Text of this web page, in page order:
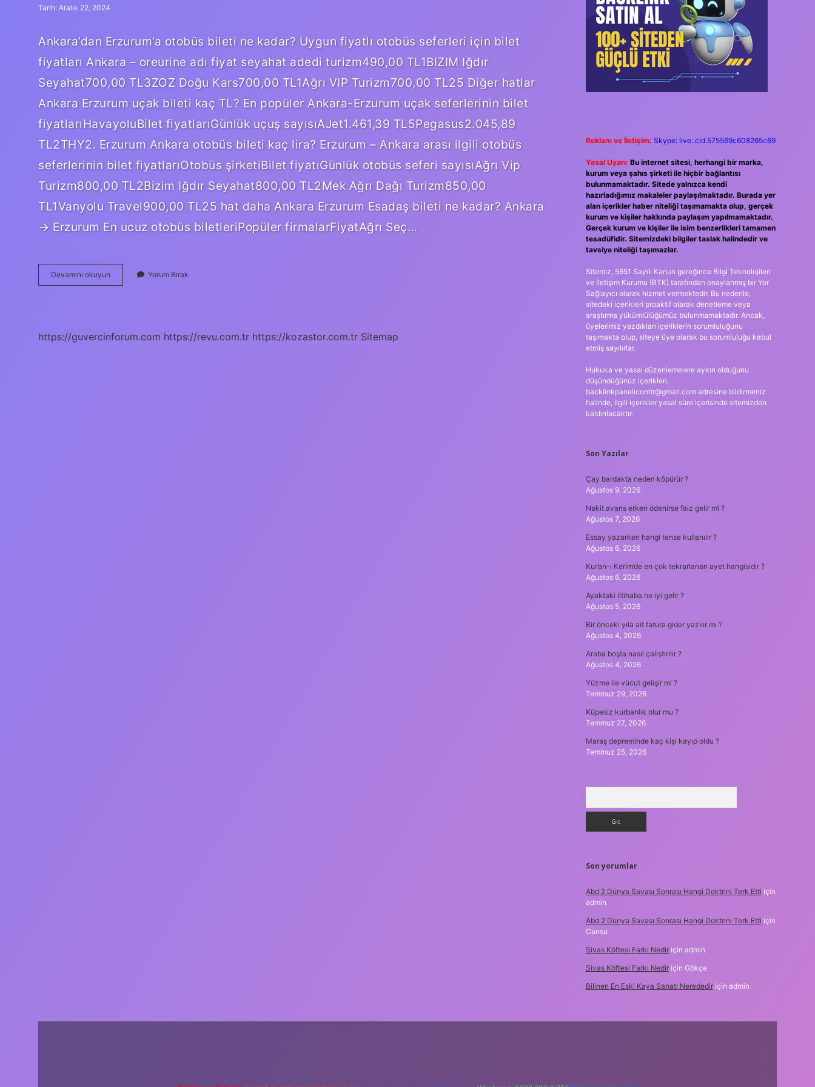
Tarih: Aralık 22, 2024
Ankara’dan Erzurum’a otobüs bileti ne kadar? Uygun fiyatlı otobüs seferleri için bilet
fiyatları Ankara – oreurine adı fiyat seyahat adedi turizm490,00 TL1BIZIM Iğdır
Seyahat700,00 TL3ZOZ Doğu Kars700,00 TL1Ağrı VIP Turizm700,00 TL25 Diğer hatlar
Ankara Erzurum uçak bileti kaç TL? En popüler Ankara-Erzurum uçak seferlerinin bilet
fiyatlarıHavayoluBilet fiyatlarıGünlük uçuş sayısıAJet1.461,39 TL5Pegasus2.045,89
TL2THY2. Erzurum Ankara otobüs bileti kaç lira? Erzurum – Ankara arası ilgili otobüs
seferlerinin bilet fiyatlarıOtobüs şirketiBilet fiyatıGünlük otobüs seferi sayısıAğrı Vip
Turizm800,00 TL2Bizim Iğdır Seyahat800,00 TL2Mek Ağrı Dağı Turizm850,00
TL1Vanyolu Travel900,00 TL25 hat daha Ankara Erzurum Esadaş bileti ne kadar? Ankara
→ Erzurum En ucuz otobüs biletleriPopüler firmalarFiyatAğrı Seç…
Devamını okuyun Ankaradan
Erzurum
Yorum Bırak
https://guvercinforum.com https://revu.com.tr https://kozastor.com.tr Sitemap
Reklam ve İletişim: Skype: live:.cid.575569c608265c69
Yasal Uyarı: Bu internet sitesi, herhangi bir marka,
kurum veya şahıs şirketi ile hiçbir bağlantısı
bulunmamaktadır. Sitede yalnızca kendi
hazırladığımız makaleler paylaşılmaktadır. Burada yer
alan içerikler haber niteliği taşımamakta olup, gerçek
kurum ve kişiler hakkında paylaşım yapılmamaktadır.
Gerçek kurum ve kişiler ile isim benzerlikleri tamamen
tesadüfidir. Sitemizdeki bilgiler taslak halindedir ve
tavsiye niteliği taşımazlar.
Sitemiz, 5651 Sayılı Kanun gereğince Bilgi Teknolojileri
ve İletişim Kurumu (BTK) tarafından onaylanmış bir Yer
Sağlayıcı olarak hizmet vermektedir. Bu nedenle,
sitedeki içerikleri proaktif olarak denetleme veya
araştırma yükümlülüğümüz bulunmamaktadır. Ancak,
üyelerimiz yazdıkları içeriklerin sorumluluğunu
taşımakta olup, siteye üye olarak bu sorumluluğu kabul
etmiş sayılırlar.
Hukuka ve yasal düzenlemelere aykırı olduğunu
düşündüğünüz içerikleri,
backlinkpanelicomtr@gmail.comadresine bildirmeniz
halinde, ilgili içerikler yasal süre içerisinde sitemizden
kaldırılacaktır.
Son Yazılar
Çay bardakta neden köpürür ?
Ağustos 9, 2026
Nakit avans erken ödenirse faiz gelir mi ?
Ağustos 7, 2026
Essay yazarken hangi tense kullanılır ?
Ağustos 6, 2026
Kur’an-ı Kerim’de en çok tekrarlanan ayet hangisidir ?
Ağustos 6, 2026
Ayaktaki iltihaba ne iyi gelir ?
Ağustos 5, 2026
Bir önceki yıla ait fatura gider yazılır mı ?
Ağustos 4, 2026
Araba boşta nasıl çalıştırılır ?
Ağustos 4, 2026
Yüzme ile vücut gelişir mi ?
Temmuz 29, 2026
Küpesiz kurbanlık olur mu ?
Temmuz 27, 2026
Maraş depreminde kaç kişi kayıp oldu ?
Temmuz 25, 2026
Son yorumlar
Abd 2 Dünya Savaşı Sonrası Hangi Doktrini Terk Etti için
admin
Abd 2 Dünya Savaşı Sonrası Hangi Doktrini Terk Etti için
Cansu
Sivas Köftesi Farkı Nediriçin admin
Sivas Köftesi Farkı Nediriçin Gökçe
Bilinen En Eski Kaya Sanatı Neredediriçin admin